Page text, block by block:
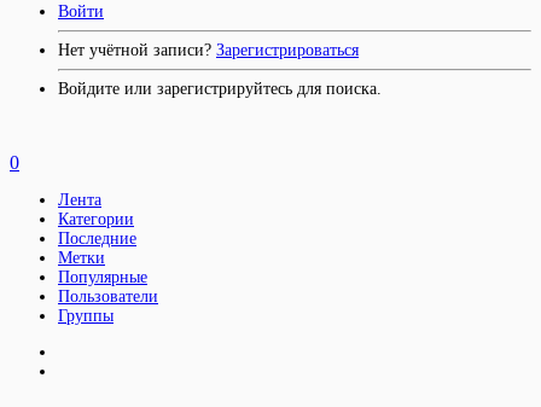
Войти
Нет учётной записи? Зарегистрироваться
Войдите или зарегистрируйтесь для поиска.
0
Лента
Категории
Последние
Метки
Популярные
Пользователи
Группы